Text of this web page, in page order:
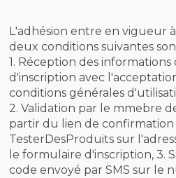
L'adhésion entre en vigueur
deux conditions suivantes
1. Réception des
d'inscription avec
conditions générales
2. Validation par le mmebre
partir du lien de confirmation
TesterDesProduits sur
le formulaire d'inscription, 3.
code envoyé par SMS sur le